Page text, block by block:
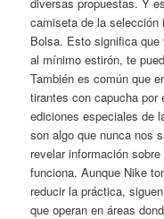
camiseta de la
Bolsa. Esto significa
al mínimo estirón, te
También es común que
tirantes con capucha por
ediciones especiales de
son algo que nunca nos
revelar información
funciona. Aunque Nike
reducir la práctica,
que operan en áreas